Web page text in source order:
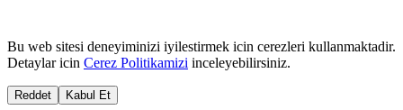
Bu web sitesi deneyiminizi iyilestirmek icin cerezleri kullanmaktadir.
Detaylar icin Cerez Politikamizi inceleyebilirsiniz.
Reddet Kabul Et